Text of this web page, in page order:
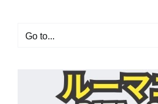
Go to...